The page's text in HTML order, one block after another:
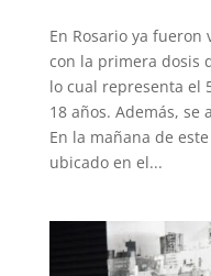
En Rosario ya fueron
con la primera dosis
lo cual representa el
18 años. Además, se
En la mañana de este
ubicado en el...